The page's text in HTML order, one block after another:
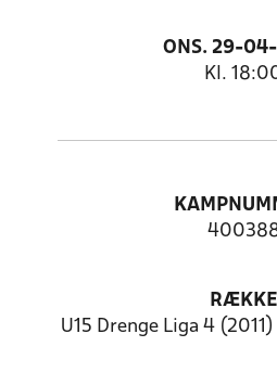
ONS. 29-
Kl.
RÆKKE
U15 Drenge Liga 4